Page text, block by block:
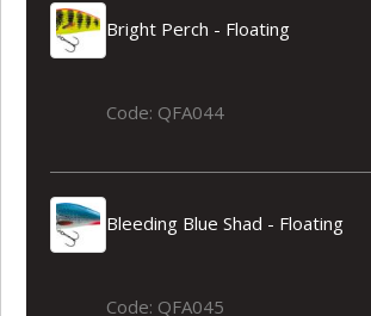
Bright Perch - Floating
Code: QFA044
Bleeding Blue Shad - Floating
Code: QFA045